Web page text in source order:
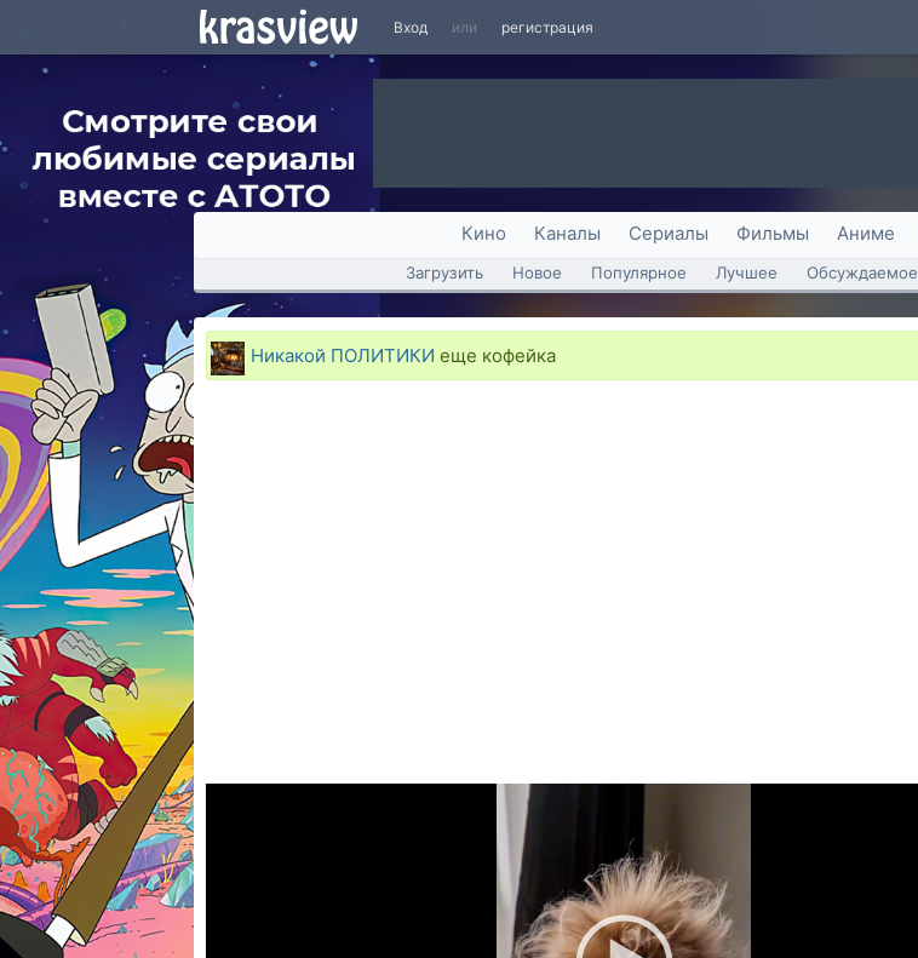
Вход или регистрация
Кино Каналы Сериалы Фильмы Аниме
Загрузить Новое Популярное Лучшее Обсуждаемое
Никакой ПОЛИТИКИ еще кофейка